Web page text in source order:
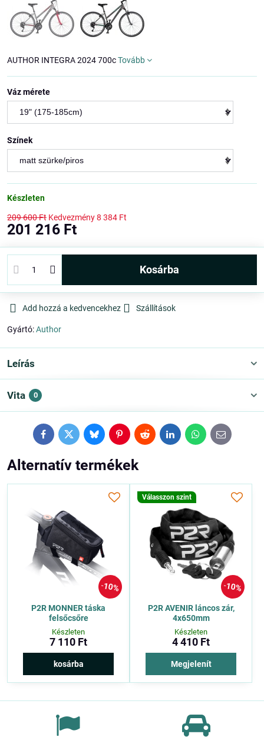
AUTHOR INTEGRA 2024 700cTovább
Váz mérete
Színek
Készleten
209 600 Ft Kedvezmény8 384 Ft
201 216 Ft
kosárba
Add hozzá a kedvencekhez Szállítások
Gyártó:Author
Leírás
Vita 0
FacebookTwitterBlueskyPinterestRedditLinkedInWhatsApp
E-
mail
Alternatív termékek
10%
P2R MONNER táska
felsőcsőre
Készleten
7 110 Ft
kosárba
10%
Válasszon szint
P2R AVENIR láncos zár,
4x650mm
Készleten
4 410 Ft
Megjelenít